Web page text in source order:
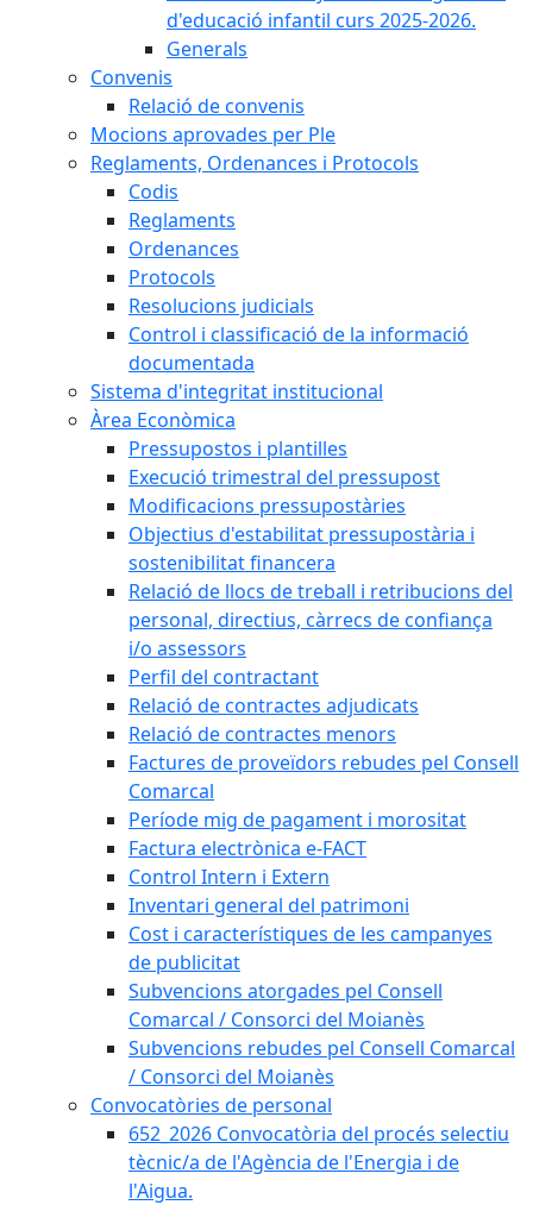
d'educació infantil curs 2025-2026.
Generals
Convenis
Relació de convenis
Mocions aprovades per Ple
Reglaments, Ordenances i Protocols
Codis
Reglaments
Ordenances
Protocols
Resolucions judicials
Control i classificació de la informació
documentada
Sistema d'integritat institucional
Àrea Econòmica
Pressupostos i plantilles
Execució trimestral del pressupost
Modificacions pressupostàries
Objectius d'estabilitat pressupostària i
sostenibilitat financera
Relació de llocs de treball i retribucions del
personal, directius, càrrecs de confiança
i/o assessors
Perfil del contractant
Relació de contractes adjudicats
Relació de contractes menors
Factures de proveïdors rebudes pel Consell
Comarcal
Període mig de pagament i morositat
Factura electrònica e-FACT
Control Intern i Extern
Inventari general del patrimoni
Cost i característiques de les campanyes
de publicitat
Subvencions atorgades pel Consell
Comarcal / Consorci del Moianès
Subvencions rebudes pel Consell Comarcal
/ Consorci del Moianès
Convocatòries de personal
652_2026 Convocatòria del procés selectiu
tècnic/a de l'Agència de l'Energia i de
l'Aigua.